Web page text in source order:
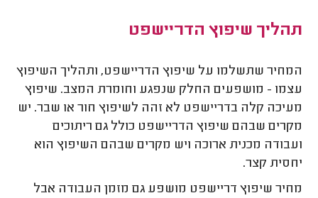
תהליך שיפוץ הדריישפט
המחיר שתשלמו על שיפוץ הדריישפט, ותהליך השיפוץ
עצמו - מושפעים החלק שנפגע וחומרת המצב. שיפוץ
מעיכה קלה בדריישפט לא זהה לשיפוץ חור או שבר. יש
מקרים שבהם שיפוץ הדריישפט כולל גם ריתוכים
ועבודה מכנית ארוכה ויש מקרים שבהם השיפוץ הוא
יחסית קצר.
מחיר שיפוץ דריישפט מושפע גם מזמן העבודה אבל